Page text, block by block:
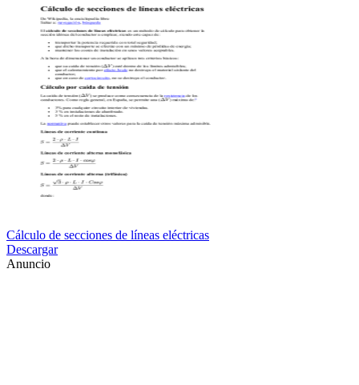
Cálculo de secciones de líneas eléctricas
Descargar
Anuncio